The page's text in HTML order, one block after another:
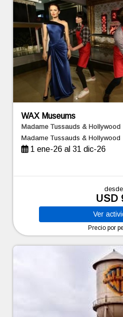
WAX Museums
Madame Tussauds & Hollywood
Madame Tussauds & Hollywood
1 ene-26 al 31 dic-26
desde
USD
Ver
Precio por